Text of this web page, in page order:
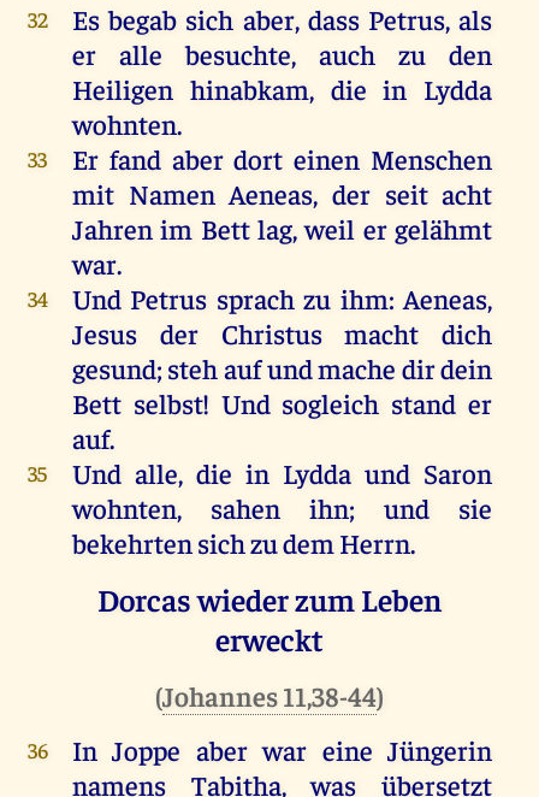
32 Es begab sich aber, dass Petrus,als
er
alle besuchte,auch zu
den
Heiligenhinabkam, die in Lydda
wohnten.
33 Er fand aber dort einen Menschen
mit NamenAeneas, der seit acht
Jahren im Bett lag,weil ergelähmt
war.
34 Und Petrus sprach zu ihm: Aeneas,
Jesus
der Christus macht
dich
gesund; stehaufundmache dirdein
Bett selbst! Undsogleich stand er
auf.
35 Und alle, die in Lydda und Saron
wohnten, sahen ihn;und
sie
bekehrtensichzudem Herrn.
Dorcas wieder zum Leben
erweckt
(Johannes 11,38-44)
36 In Joppe aber war eine Jüngerin
namensTabitha,was übersetzt